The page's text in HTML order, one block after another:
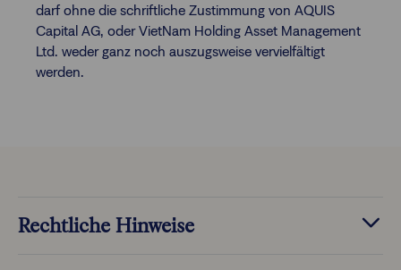
darf ohne die schriftliche Zustimmung von AQUIS
Capital AG, oder VietNam Holding Asset Management
Ltd. weder ganz noch auszugsweise vervielfältigt
werden.
Rechtliche Hinweise